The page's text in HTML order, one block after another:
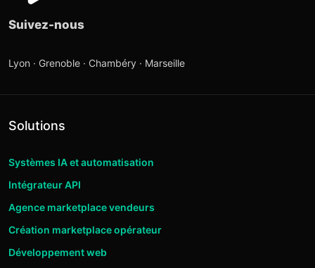
Suivez-nous
Lyon · Grenoble · Chambéry · Marseille
Solutions
Systèmes IA et automatisation
Intégrateur API
Agence marketplace vendeurs
Création marketplace opérateur
Développement web